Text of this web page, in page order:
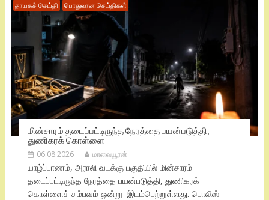
தாயகச் செய்தி பொதுவான செய்திகள்
மின்சாரம் தடைப்பட்டிருந்த நேரத்தை பயன்படுத்தி,
துணிகரக் கொள்ளை
06.08.2026 மாவையூரன்
யாழ்ப்பாணம், அராலி வடக்கு பகுதியில் மின்சாரம்
தடைப்பட்டிருந்த நேரத்தை பயன்படுத்தி, துணிகரக்
கொள்ளைச் சம்பவம் ஒன்று இடம்பெற்றுள்ளது. பொலிஸ்